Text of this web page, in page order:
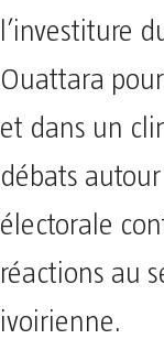
l’investiture
Ouattara
et dans un
débats
électorale
réactions au
ivoirienne.